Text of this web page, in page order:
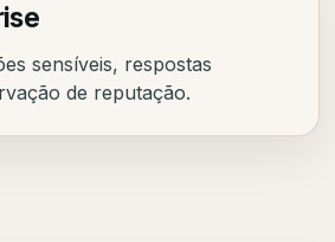
sensíveis, respostas
de reputação.